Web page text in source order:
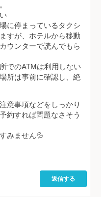
に停まっているタクシ
すが、ホテルから移動
ウンターで読んでもら
でのATMは利用しない
所は事前に確認し、絶
意事項などをしっかり
約すれば問題なさそう
みません💦
返信する